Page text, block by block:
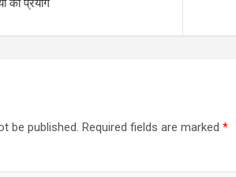
का प्रयोग
be published. Required fields are marked *